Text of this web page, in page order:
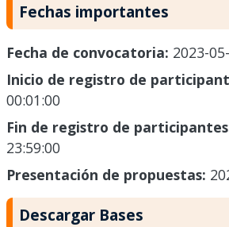
Fechas importantes
Fecha de convocatoria: 2023-
Inicio de registro de
00:01:00
Fin de registro de
23:59:00
Presentación de propuestas:
Descargar Bases